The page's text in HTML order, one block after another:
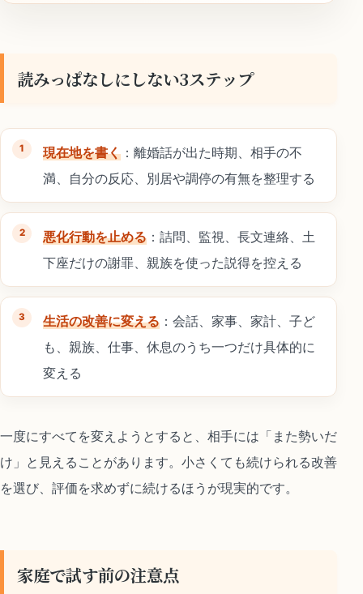
読みっぱなしにしない3ステップ
現在地を書く ：離婚話が出た時期、相手の不
満、自分の反応、別居や調停の有無を整理する
悪化行動を止める ：詰問、監視、長文連絡、土
下座だけの謝罪、親族を使った説得を控える
生活の改善に変える ：会話、家事、家計、子ど
も、親族、仕事、休息のうち一つだけ具体的に
変える
一度にすべてを変えようとすると、相手には「また勢いだ
け」と見えることがあります。小さくても続けられる改善
を選び、評価を求めずに続けるほうが現実的です。
家庭で試す前の注意点